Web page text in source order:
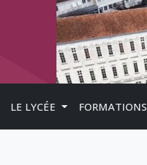
LE LYCÉE FORMATIONS